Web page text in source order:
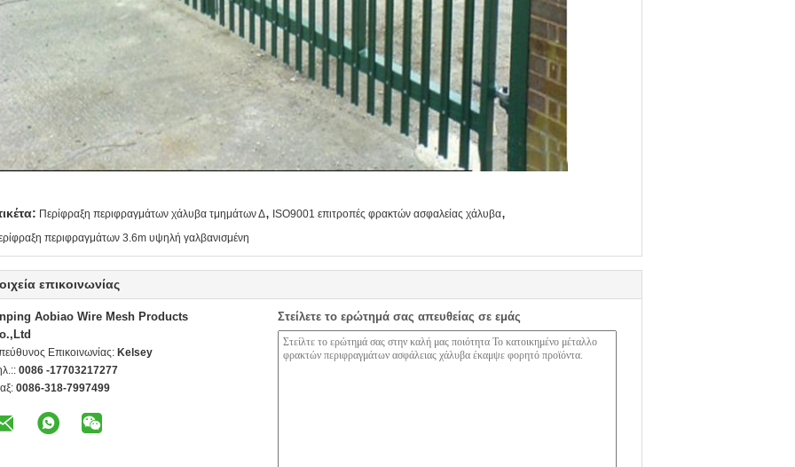
Περίφραξη περιφραγμάτων χάλυβα τμημάτων Δ, ISO9001 επιτροπές φρακτών ασφαλείας χάλυβα,
περιφραγμάτων 3.6m υψηλή γαλβανισμένη
επικοινωνίας
Aobiao Wire Mesh Products
Επικοινωνίας: Kelsey
0086 -17703217277
0086-318-7997499
Στείλετε το ερώτημά σας απευθείας σε εμάς